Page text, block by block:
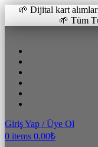
🌱 Dijital kart
🌱 Tüm
Giriş Yap / Üye Ol
0 items 0.00₺